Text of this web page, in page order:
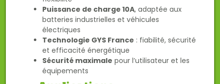
Puissance de charge 10A, adaptée aux
batteries industrielles et véhicules
électriques
Technologie GYS France : fiabilité, sécurité
et efficacité énergétique
Sécurité maximale pour l’utilisateur et les
équipements